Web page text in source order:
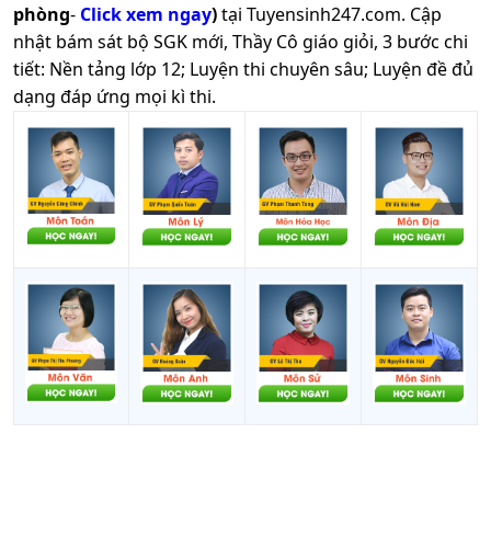
phòng- Click xem ngay)tại Tuyensinh247.com. Cập
nhật bám sát bộ SGK mới, Thầy Cô giáo giỏi, 3 bước chi
tiết: Nền tảng lớp 12; Luyện thi chuyên sâu; Luyện đề đủ
dạng đáp ứng mọi kì thi.